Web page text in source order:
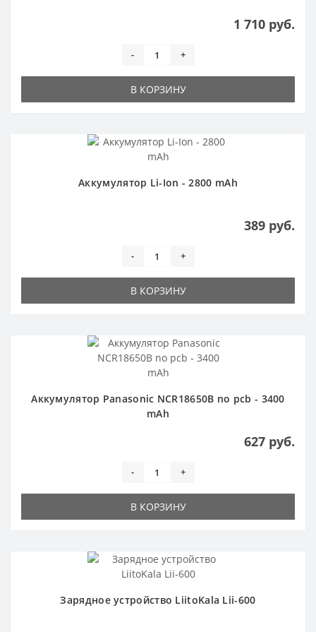
1 710 руб.
- +
В КОРЗИНУ
Аккумулятор Li-Ion - 2800 mAh
389 руб.
- +
В КОРЗИНУ
Аккумулятор Panasonic NCR18650B no pcb - 3400
mAh
627 руб.
- +
В КОРЗИНУ
Зарядное устройство LiitoKala Lii-600